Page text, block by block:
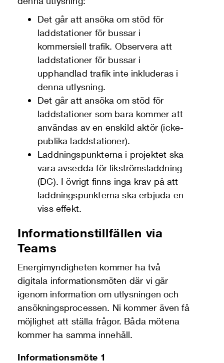
Det går att ansöka om stöd för
laddstationer för bussar i
kommersiell trafik. Observera att
laddstationer för bussar i
upphandlad trafik inte inkluderas i
denna utlysning.
Det går att ansöka om stöd för
laddstationer som bara kommer att
användas av en enskild aktör (icke-
publika laddstationer).
Laddningspunkterna i projektet ska
vara avsedda för likströmsladdning
(DC). I övrigt finns inga krav på att
laddningspunkterna ska erbjuda en
viss effekt.
Informationstillfällen via
Teams
Energimyndigheten kommer ha två
digitala informationsmöten där vi går
igenom information om utlysningen och
ansökningsprocessen. Ni kommer även få
möjlighet att ställa frågor. Båda mötena
kommer ha samma innehåll.
Informationsmöte 1